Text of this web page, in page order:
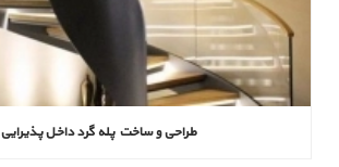
طراحی و ساخت پله گرد داخل پذیرایی